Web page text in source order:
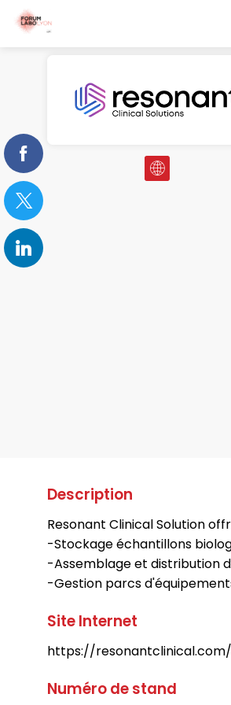
Description
Resonant Clinical Solution
-Stockage échantillons
-Assemblage et distribution
-Gestion parcs
Site Internet
https://resonantclinical.com/
Numéro de stand